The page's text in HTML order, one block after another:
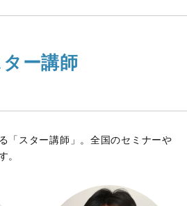
ー講師
「スター講師」。全国のセミナーや
。